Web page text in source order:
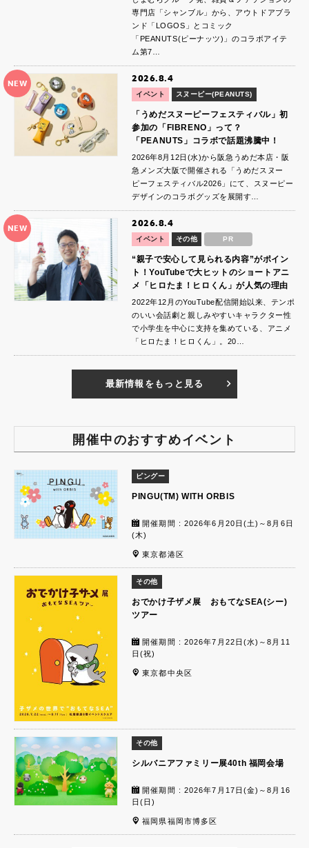
専門店「シャンブル」から、アウトドアブラ
ンド「LOGOS」とコミック
「PEANUTS(ピーナッツ)」のコラボアイテ
ム第7…
NEW 2026.8.4
イベント スヌーピー(PEANUTS)
「うめだスヌーピーフェスティバル」初
参加の「FIBRENO」って？
「PEANUTS」コラボで話題沸騰中！
2026年8月12日(水)から阪急うめだ本店・阪
急メンズ大阪で開催される「うめだスヌー
ピーフェスティバル2026」にて、スヌーピー
デザインのコラボグッズを展開す…
NEW 2026.8.4
イベント その他 PR
“親子で安心して見られる内容”がポイン
ト！YouTubeで大ヒットのショートアニ
メ「ヒロたま！ヒロくん」が人気の理由
2022年12月のYouTube配信開始以来、テンポ
のいい会話劇と親しみやすいキャラクター性
で小学生を中心に支持を集めている、アニメ
「ヒロたま！ヒロくん」。20…
最新情報をもっと見る
開催中のおすすめイベント
ピングー
PINGU(TM) WITH ORBIS
開催期間 : 2026年6月20日(土)～8月6日
(木)
東京都港区
その他
おでかけ子ザメ展 おもてなSEA(シー)
ツアー
開催期間 : 2026年7月22日(水)～8月11
日(祝)
東京都中央区
その他
シルバニアファミリー展40th 福岡会場
開催期間 : 2026年7月17日(金)～8月16
日(日)
福岡県福岡市博多区